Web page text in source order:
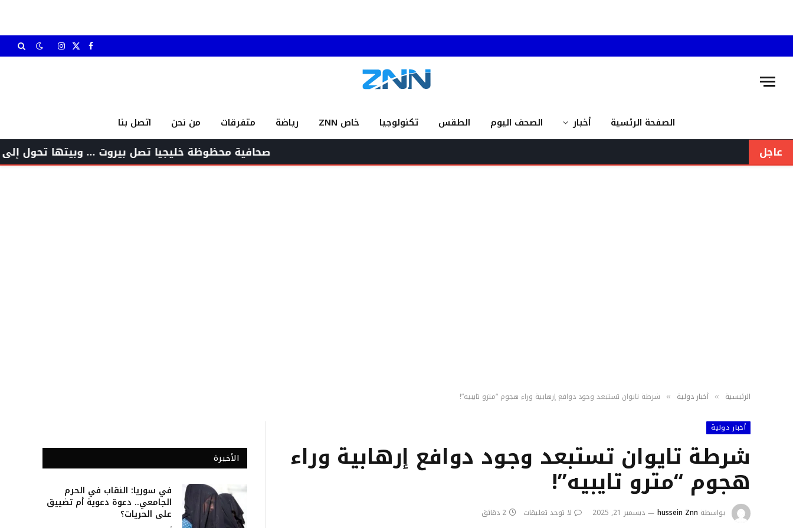
فيسبوك
X الانستغرام
الصفحة الرئسية أخبار الصحف اليوم الطقس تكنولوجيا خاص ZNN رياضة متفرقات من نحن اتصل بنا
عاجل صحافية محظوظة خليجيا تصل بيروت … وبيتها تحول إلى صالون
الرئيسية » أخبار دولية » شرطة تايوان تستبعد وجود دوافع إرهابية وراء هجوم “مترو تايبيه”!
أخبار دولية
شرطة تايوان تستبعد وجود دوافع إرهابية وراء
هجوم “مترو تايبيه”!
بواسطة hussein Znn ديسمبر 21, 2025 لا توجد تعليقات 2 دقائق
الأخيرة
في سوريا: النقاب في الحرم
الجامعي.. دعوة دعوية أم تضييق
على الحريات؟